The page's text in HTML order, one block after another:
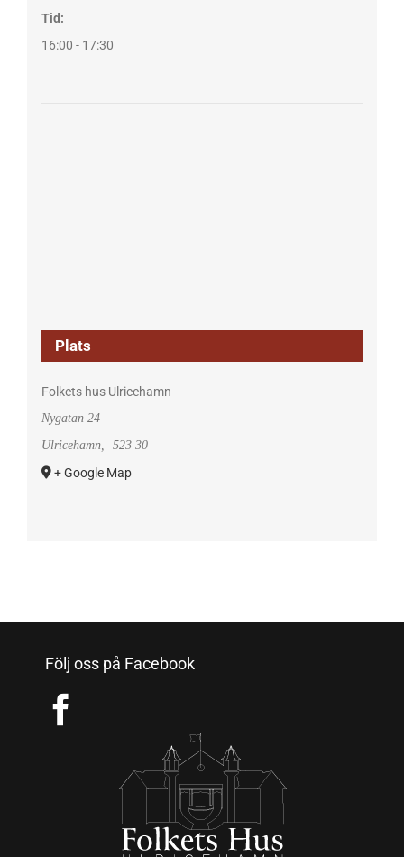
Tid:
16:00 - 17:30
Plats
Folkets hus Ulricehamn
Nygatan 24
Ulricehamn, 523 30
+ Google Map
Följ oss på Facebook